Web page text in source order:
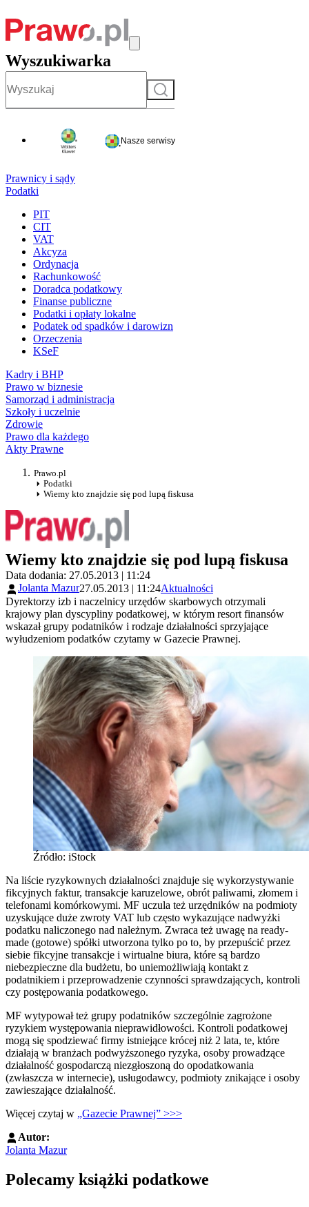
Wyszukiwarka
Szukaj
Nasze serwisy
Prawnicy i sądy
Podatki
PIT
CIT
VAT
Akcyza
Ordynacja
Rachunkowość
Doradca podatkowy
Finanse publiczne
Podatki i opłaty lokalne
Podatek od spadków i darowizn
Orzeczenia
KSeF
Kadry i BHP
Prawo w biznesie
Samorząd i administracja
Szkoły i uczelnie
Zdrowie
Prawo dla każdego
Akty Prawne
Prawo.pl
Podatki
Wiemy kto znajdzie się pod lupą fiskusa
Wiemy kto znajdzie się pod lupą fiskusa
Data dodania: 27.05.2013 | 11:24
Jolanta Mazur27.05.2013 | 11:24Aktualności
Dyrektorzy izb i naczelnicy urzędów skarbowych otrzymali
krajowy plan dyscypliny podatkowej, w którym resort finansów
wskazał grupy podatników i rodzaje działalności sprzyjające
wyłudzeniom podatków czytamy w Gazecie Prawnej.
Źródło: iStock
Na liście ryzykownych działalności znajduje się wykorzystywanie
fikcyjnych faktur, transakcje karuzelowe, obrót paliwami, złomem i
telefonami komórkowymi. MF uczula też urzędników na podmioty
uzyskujące duże zwroty VAT lub często wykazujące nadwyżki
podatku naliczonego nad należnym. Zwraca też uwagę na ready-
made (gotowe) spółki utworzona tylko po to, by przepuścić przez
siebie fikcyjne transakcje i wirtualne biura, które są bardzo
niebezpieczne dla budżetu, bo uniemożliwiają kontakt z
podatnikiem i przeprowadzenie czynności sprawdzających, kontroli
czy postępowania podatkowego.
MF wytypował też grupy podatników szczególnie zagrożone
ryzykiem występowania nieprawidłowości. Kontroli podatkowej
mogą się spodziewać firmy istniejące krócej niż 2 lata, te, które
działają w branżach podwyższonego ryzyka, osoby prowadzące
działalność gospodarczą niezgłoszoną do opodatkowania
(zwłaszcza w internecie), usługodawcy, podmioty znikające i osoby
zawieszające działalność.
Więcej czytaj w „Gazecie Prawnej” >>>
Autor:
Jolanta Mazur
Polecamy książki podatkowe